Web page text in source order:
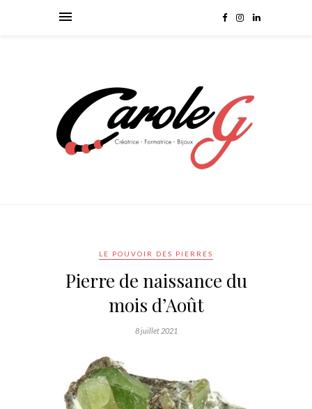
LE POUVOIR DES PIERRES
Pierre de naissance du
mois d’Août
8 juillet 2021